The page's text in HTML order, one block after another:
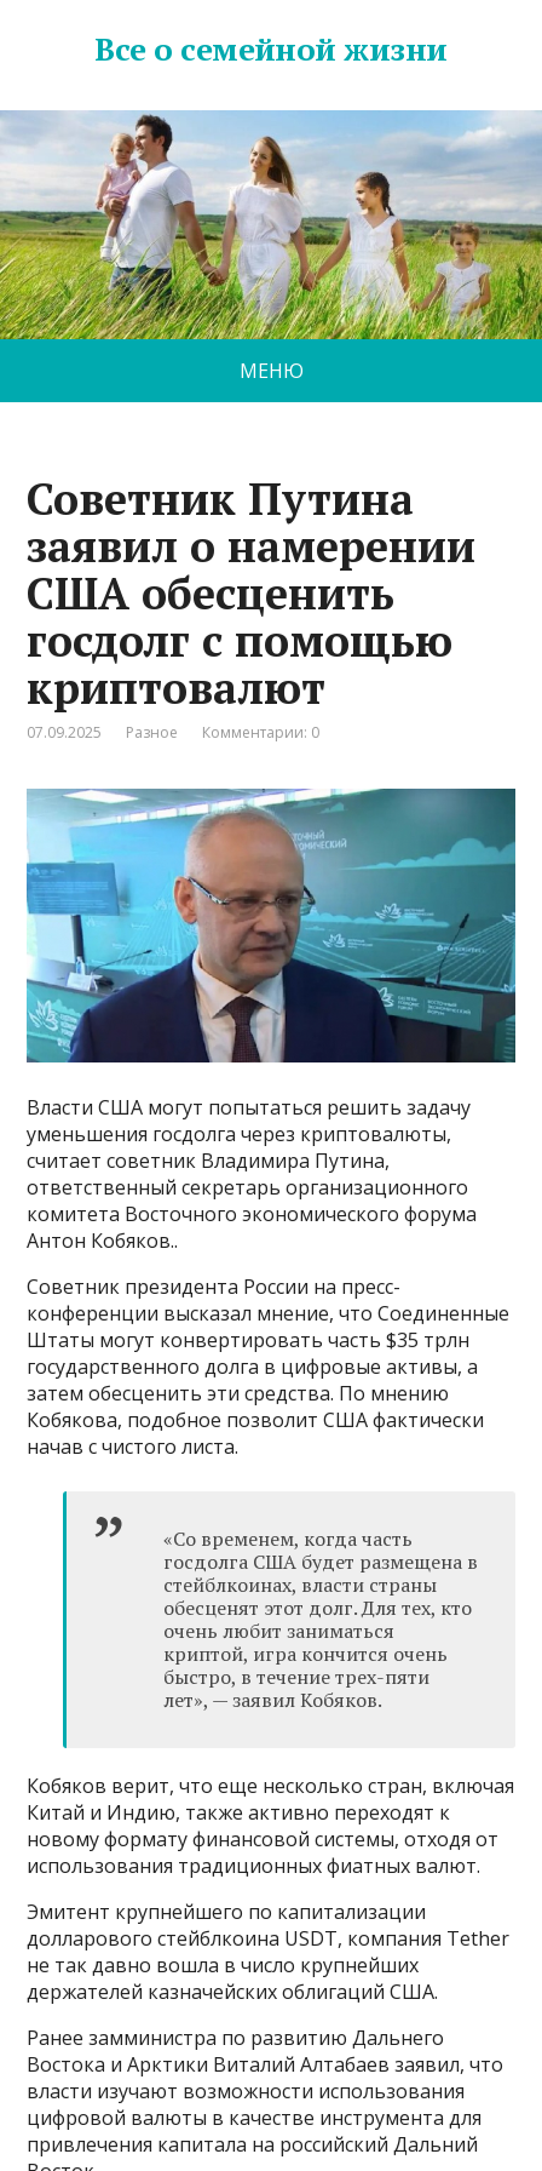
Все о семейной жизни
МЕНЮ
Советник Путина
заявил о намерении
США обесценить
госдолг с помощью
криптовалют
07.09.2025 Разное Комментарии: 0
Власти США могут попытаться решить задачу
уменьшения госдолга через криптовалюты,
считает советник Владимира Путина,
ответственный секретарь организационного
комитета Восточного экономического форума
Антон Кобяков..
Советник президента России на пресс-
конференции высказал мнение, что Соединенные
Штаты могут конвертировать часть $35 трлн
государственного долга в цифровые активы, а
затем обесценить эти средства. По мнению
Кобякова, подобное позволит США фактически
начав с чистого листа.
«Со временем, когда часть
госдолга США будет размещена в
стейблкоинах, власти страны
обесценят этот долг. Для тех, кто
очень любит заниматься
криптой, игра кончится очень
быстро, в течение трех-пяти
лет», — заявил Кобяков.
Кобяков верит, что еще несколько стран, включая
Китай и Индию, также активно переходят к
новому формату финансовой системы, отходя от
использования традиционных фиатных валют.
Эмитент крупнейшего по капитализации
долларового стейблкоина USDT, компания Tether
не так давно вошла в число крупнейших
держателей казначейских облигаций США.
Ранее замминистра по развитию Дальнего
Востока и Арктики Виталий Алтабаев заявил, что
власти изучают возможности использования
цифровой валюты в качестве инструмента для
привлечения капитала на российский Дальний